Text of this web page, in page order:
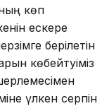
көп
ескере
берілетін
көбейтуіміз
үлкен серпін